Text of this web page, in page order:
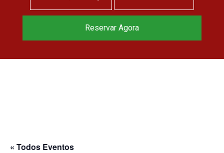
« Todos Eventos
Reservar Agora